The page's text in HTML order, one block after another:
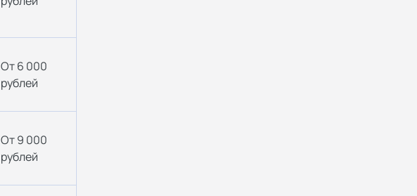
От 6 000
рублей
От 9 000
рублей